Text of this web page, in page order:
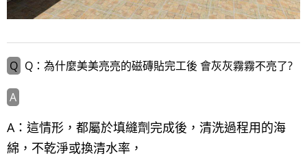
Q：為什麼美美亮亮的磁磚貼完工後 會灰灰霧霧不亮了?
A：這情形，都屬於填縫劑完成後，清洗過程用的海
綿，不乾淨或換清水率，